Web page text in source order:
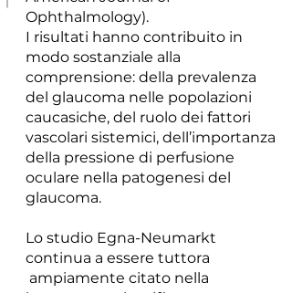
Ophthalmology).
I risultati hanno contribuito in
modo sostanziale alla
comprensione: della prevalenza
del glaucoma nelle popolazioni
caucasiche, del ruolo dei fattori
vascolari sistemici, dell’importanza
della pressione di perfusione
oculare nella patogenesi del
glaucoma.
Lo studio Egna-Neumarkt
continua a essere tuttora
ampiamente citato nella